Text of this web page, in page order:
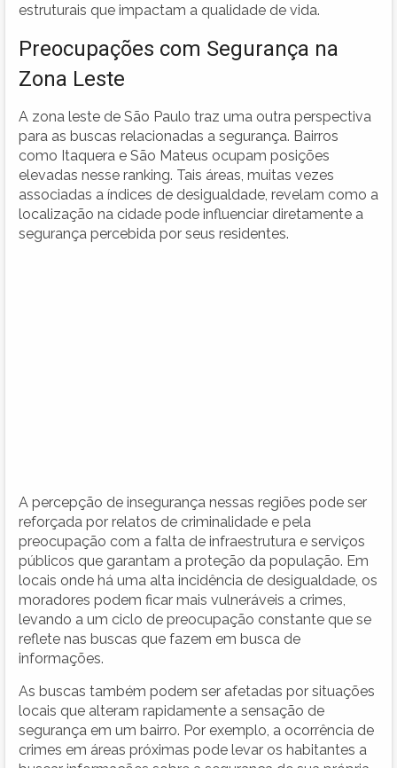
estruturais que impactam a qualidade de vida.
Preocupações com Segurança na
Zona Leste
A zona leste de São Paulo traz uma outra perspectiva
para as buscas relacionadas a segurança. Bairros
como Itaquera e São Mateus ocupam posições
elevadas nesse ranking. Tais áreas, muitas vezes
associadas a índices de desigualdade, revelam como a
localização na cidade pode influenciar diretamente a
segurança percebida por seus residentes.
A percepção de insegurança nessas regiões pode ser
reforçada por relatos de criminalidade e pela
preocupação com a falta de infraestrutura e serviços
públicos que garantam a proteção da população. Em
locais onde há uma alta incidência de desigualdade, os
moradores podem ficar mais vulneráveis a crimes,
levando a um ciclo de preocupação constante que se
reflete nas buscas que fazem em busca de
informações.
As buscas também podem ser afetadas por situações
locais que alteram rapidamente a sensação de
segurança em um bairro. Por exemplo, a ocorrência de
crimes em áreas próximas pode levar os habitantes a